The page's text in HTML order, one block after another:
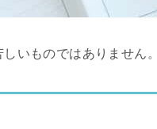
いものではありません。